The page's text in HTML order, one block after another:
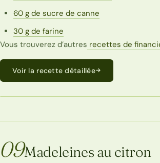
60 g de sucre de canne
30 g de farine
Vous trouverez d’autres recettes de
Voir la recette détaillée
09Madeleines au citron